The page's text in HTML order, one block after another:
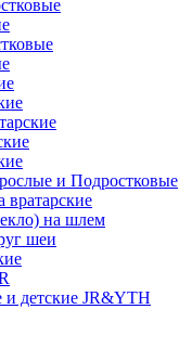
и Подростковые
вратарские
на шлем
шеи
детские JR&YTH